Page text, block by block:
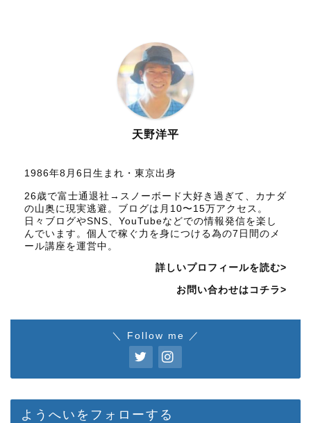
天野洋平
1986年8月6日生まれ・東京出身
26歳で富士通退社→スノーボード大好き過ぎて、カナダ
の山奥に現実逃避。ブログは月10〜15万アクセス。
日々ブログやSNS、YouTubeなどでの情報発信を楽し
んでいます。個人で稼ぐ力を身につける為の7日間のメ
ール講座を運営中。
詳しいプロフィールを読む>
お問い合わせはコチラ>
＼ Follow me ／
ようへいをフォローする